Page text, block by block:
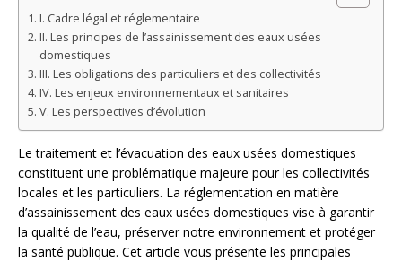
I. Cadre légal et réglementaire
II. Les principes de l’assainissement des eaux usées
domestiques
III. Les obligations des particuliers et des collectivités
IV. Les enjeux environnementaux et sanitaires
V. Les perspectives d’évolution
Le traitement et l’évacuation des eaux usées domestiques
constituent une problématique majeure pour les collectivités
locales et les particuliers. La réglementation en matière
d’assainissement des eaux usées domestiques vise à garantir
la qualité de l’eau, préserver notre environnement et protéger
la santé publique. Cet article vous présente les principales